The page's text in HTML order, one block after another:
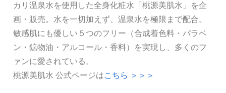
カリ温泉水を使用した全身化粧水「桃源美肌水」を企
画・販売。水を一切加えず、温泉水を極限まで配合。
敏感肌にも優しい５つのフリー（合成着色料・パラベ
ン・鉱物油・アルコール・香料）を実現し、多くのフ
ァンに愛されている。
桃源美肌水 公式ページはこちら ＞＞＞